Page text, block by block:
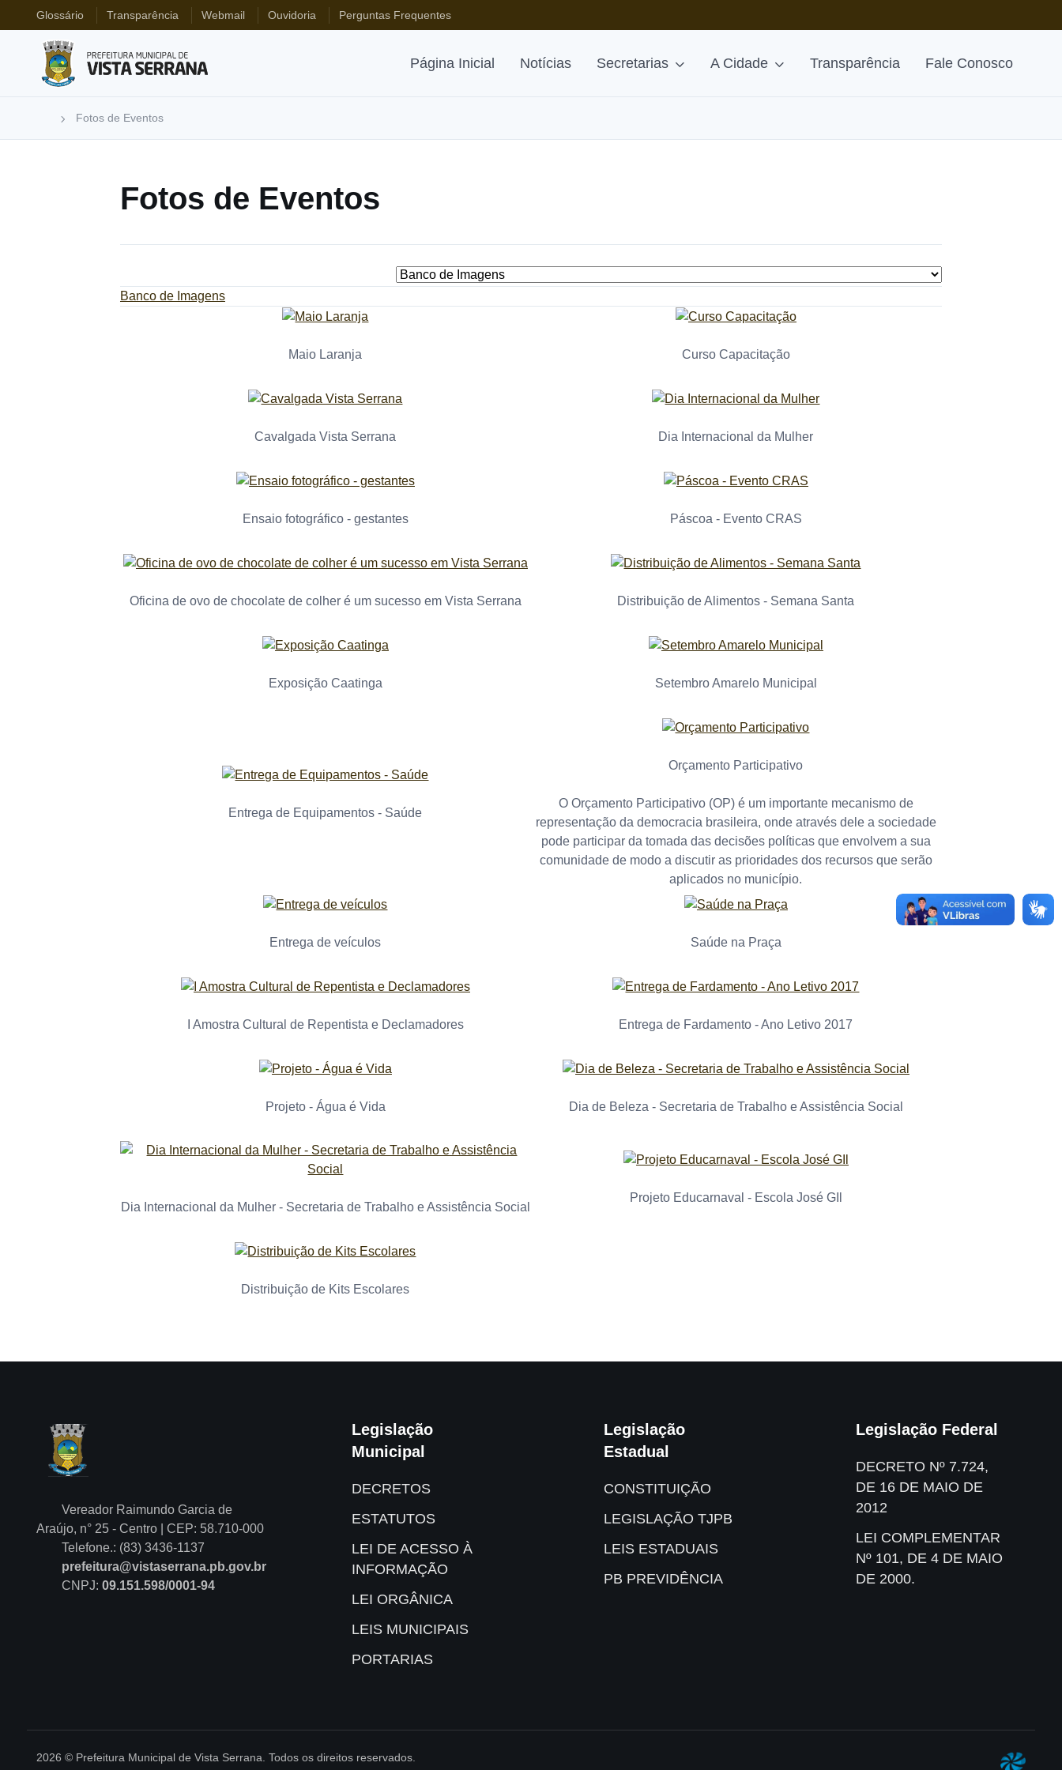
Glossário Transparência Webmail Ouvidoria Perguntas Frequentes
Página Inicial Notícias Secretarias A Cidade Transparência Fale Conosco
Fotos de Eventos
Fotos de Eventos
Banco de Imagens
Maio Laranja Curso Capacitação
Cavalgada Vista Serrana Dia Internacional da Mulher
Ensaio fotográfico - gestantes Páscoa - Evento CRAS
Oficina de ovo de chocolate de colher é um sucesso em Vista Serrana Distribuição de Alimentos - Semana Santa
Exposição Caatinga Setembro Amarelo Municipal
Entrega de Equipamentos - Saúde
Orçamento Participativo
O Orçamento Participativo (OP) é um importante mecanismo de
representação da democracia brasileira, onde através dele a sociedade
pode participar da tomada das decisões políticas que envolvem a sua
comunidade de modo a discutir as prioridades dos recursos que serão
aplicados no município.
Entrega de veículos Saúde na Praça
I Amostra Cultural de Repentista e Declamadores Entrega de Fardamento - Ano Letivo 2017
Projeto - Água é Vida Dia de Beleza - Secretaria de Trabalho e Assistência Social
Dia Internacional da Mulher - Secretaria de Trabalho e Assistência Social
Projeto Educarnaval - Escola José GIl
Distribuição de Kits Escolares
Vereador Raimundo Garcia de
Araújo, n° 25 - Centro | CEP: 58.710-000
Telefone.: (83) 3436-1137
prefeitura@vistaserrana.pb.gov.br
CNPJ: 09.151.598/0001-94
Legislação
Municipal
DECRETOS
ESTATUTOS
LEI DE ACESSO À
INFORMAÇÃO
LEI ORGÂNICA
LEIS MUNICIPAIS
PORTARIAS
Legislação
Estadual
CONSTITUIÇÃO
LEGISLAÇÃO TJPB
LEIS ESTADUAIS
PB PREVIDÊNCIA
Legislação Federal
DECRETO Nº 7.724,
DE 16 DE MAIO DE
2012
LEI COMPLEMENTAR
Nº 101, DE 4 DE MAIO
DE 2000.
2026 © Prefeitura Municipal de Vista Serrana. Todos os direitos reservados.